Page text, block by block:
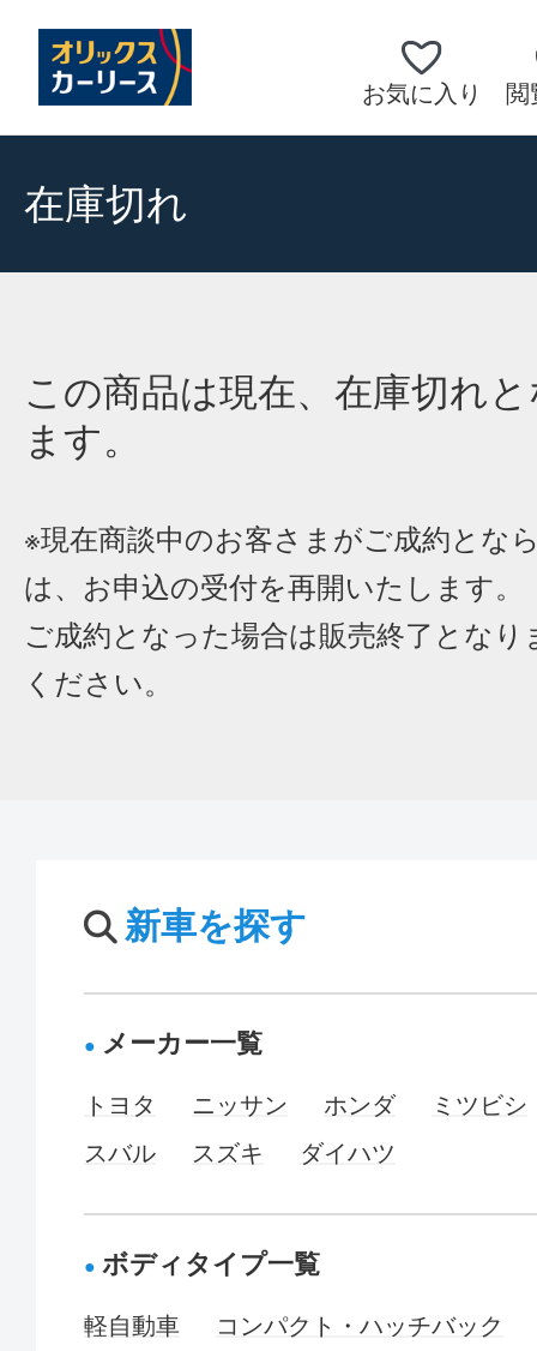
お気に入り 閲
在庫切れ
この商品は現在、在庫切れ
ます。
※現在商談中のお客さまがご成約とな
は、お申込の受付を再開いたします。
ご成約となった場合は販売終了となり
ください。
新車を探す
メーカー一覧
トヨタ ニッサン ホンダ
ミツビシ
スバル
スズキ ダイハツ
ボディタイプ一覧
軽自動車
コンパクト・ハッチバック